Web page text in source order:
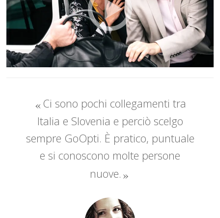
Ci sono pochi collegamenti tra
Italia e Slovenia e perciò scelgo
sempre GoOpti. È pratico, puntuale
e si conoscono molte persone
nuove.